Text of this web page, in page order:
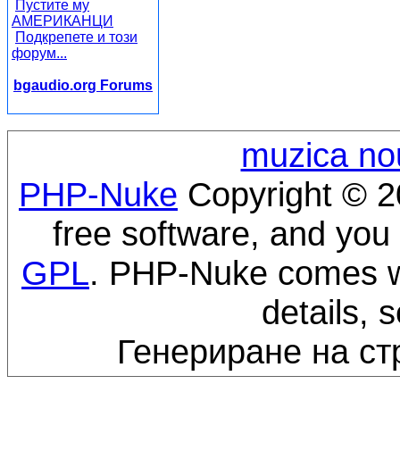
Пустите му
АМЕРИКАНЦИ
Подкрепете и този
форум...
bgaudio.org Forums
muzica
PHP-Nuke Copyright ©
free software, and
GPL. PHP-Nuke comes
details,
Генериране на